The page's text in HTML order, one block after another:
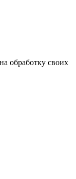
обработку своих